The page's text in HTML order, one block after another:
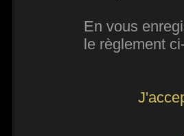
En vous
le règlement